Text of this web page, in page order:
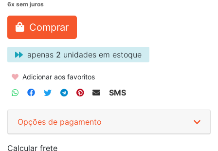
Comprar
apenas 2 unidades em estoque
Adicionar aos favoritos
SMS
Opções de pagamento
Calcular frete